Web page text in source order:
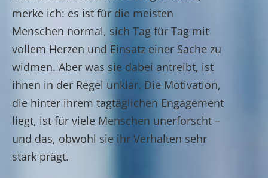
merke ich: es ist für die meisten
Menschen normal, sich Tag für Tag mit
vollem Herzen und Einsatz einer Sache zu
widmen. Aber was sie dabei antreibt, ist
ihnen in der Regel unklar. Die Motivation,
die hinter ihrem tagtäglichen Engagement
liegt, ist für viele Menschen unerforscht –
und das, obwohl sie ihr Verhalten sehr
stark prägt.